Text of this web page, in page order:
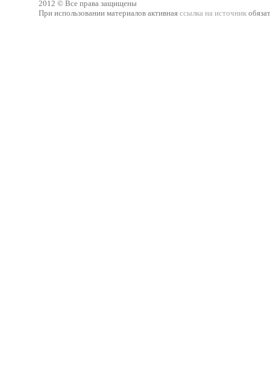
2012 © Все права защищены
При использовании материалов активная ссылка на источник